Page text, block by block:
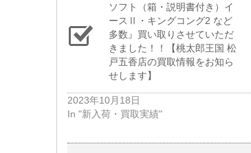
ソフト（箱・説明書付き）イ
ースⅡ・キングコング2 など
多数』買い取りさせていただ
きました！！【桃太郎王国 松
戸五香店の買取情報をお知ら
せします】
2023年10月18日
In "新入荷・買取実績"